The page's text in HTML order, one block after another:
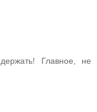
Главное, не